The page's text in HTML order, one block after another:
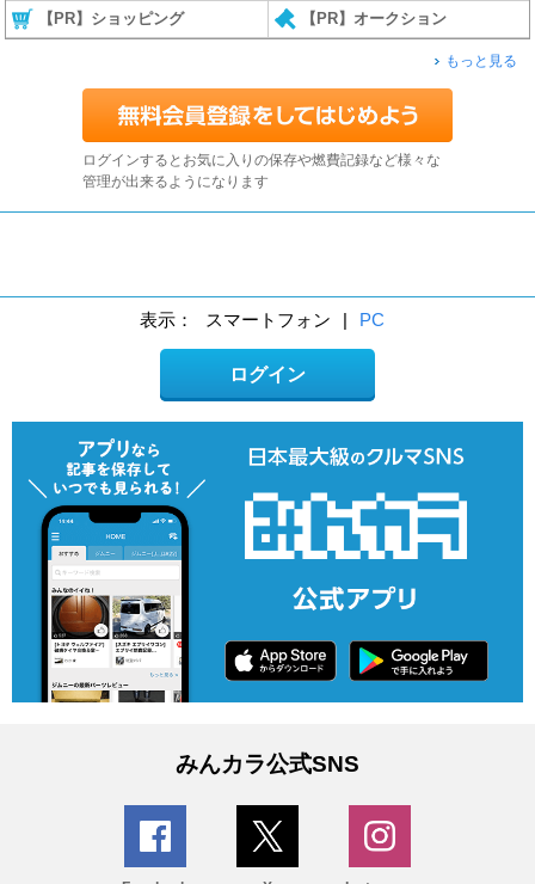
【PR】ショッピング 【PR】オークション
もっと見る
ログインするとお気に入りの保存や燃費記録など様々な
管理が出来るようになります
表示： スマートフォン | PC
ログイン
みんカラ公式SNS